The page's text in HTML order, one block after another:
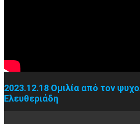
2023.12.18 Ομιλία από τον
Ελευθεριάδη